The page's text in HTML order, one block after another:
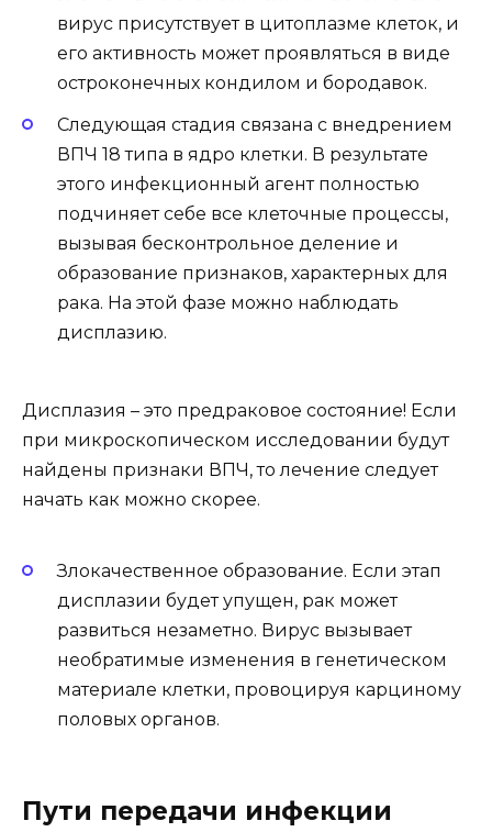
вирус присутствует в цитоплазме клеток, и
его активность может проявляться в виде
остроконечных кондилом и бородавок.
Следующая стадия связана с внедрением
ВПЧ 18 типа в ядро клетки. В результате
этого инфекционный агент полностью
подчиняет себе все клеточные процессы,
вызывая бесконтрольное деление и
образование признаков, характерных для
рака. На этой фазе можно наблюдать
дисплазию.
Дисплазия – это предраковое состояние! Если
при микроскопическом исследовании будут
найдены признаки ВПЧ, то лечение следует
начать как можно скорее.
Злокачественное образование. Если этап
дисплазии будет упущен, рак может
развиться незаметно. Вирус вызывает
необратимые изменения в генетическом
материале клетки, провоцируя карциному
половых органов.
Пути передачи инфекции